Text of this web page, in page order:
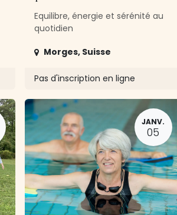
Equilibre, énergie et sérénité au
quotidien
Morges, Suisse
Pas d'inscription en ligne
JANV.
05